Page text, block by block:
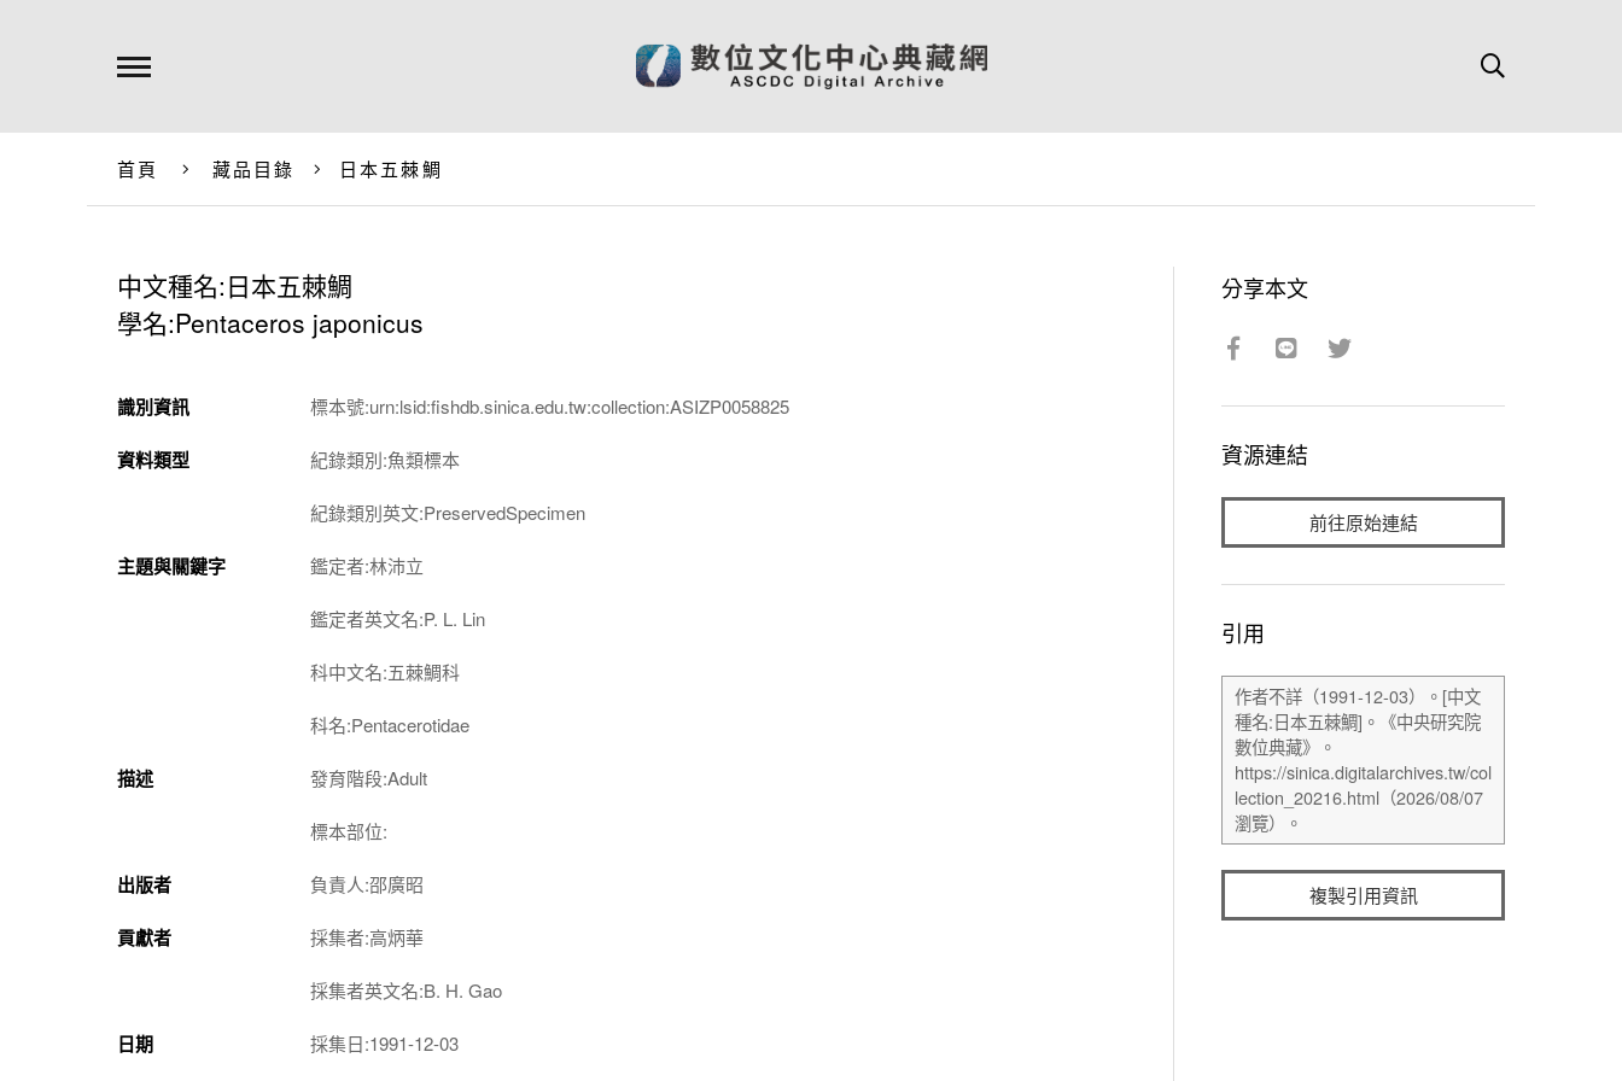
首頁 藏品目錄 日本五棘鯛
中文種名:日本五棘鯛
學名:Pentaceros japonicus
識別資訊 標本號:urn:lsid:fishdb.sinica.edu.tw:collection:ASIZP0058825
資料類型 紀錄類別:魚類標本
紀錄類別英文:PreservedSpecimen
主題與關鍵字 鑑定者:林沛立
鑑定者英文名:P. L. Lin
科中文名:五棘鯛科
科名:Pentacerotidae
描述 發育階段:Adult
標本部位:
出版者 負責人:邵廣昭
貢獻者 採集者:高炳華
採集者英文名:B. H. Gao
日期 採集日:1991-12-03
分享本文
資源連結
前往原始連結
引用
複製引用資訊